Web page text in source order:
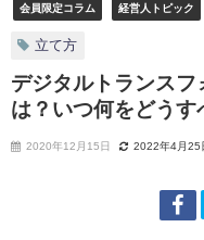
会員限定コラム 経営人トピック
立て方
デジタルトランスフ
は？いつ何をどうす
2020年12月15日 2022年4月25